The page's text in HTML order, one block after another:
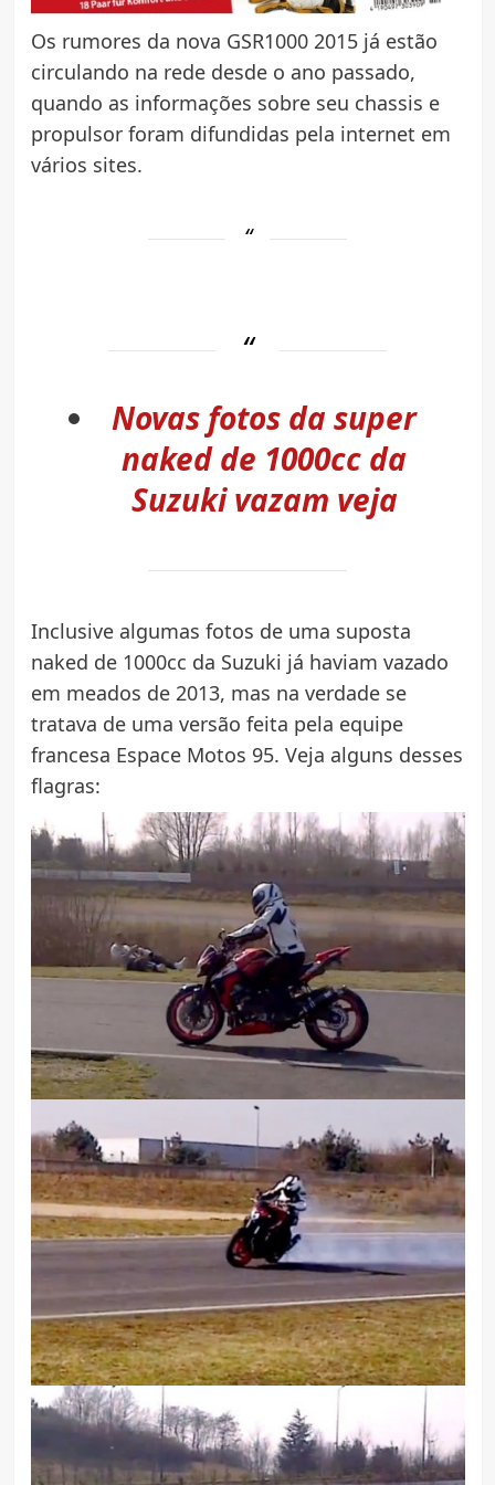
Os rumores da nova GSR1000 2015 já estão
circulando na rede desde o ano passado,
quando as informações sobre seu chassis e
propulsor foram difundidas pela internet em
vários sites.
Novas fotos da super
naked de 1000cc da
Suzuki vazam veja
Inclusive algumas fotos de uma suposta
naked de 1000cc da Suzuki já haviam vazado
em meados de 2013, mas na verdade se
tratava de uma versão feita pela equipe
francesa Espace Motos 95. Veja alguns desses
flagras: